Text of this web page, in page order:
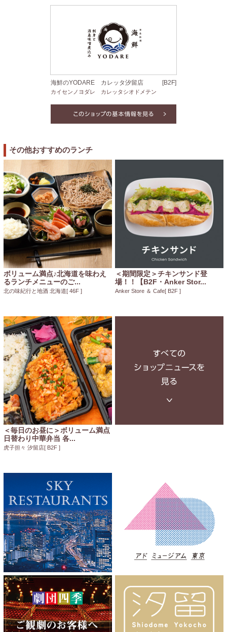
海鮮のYODARE カレッタ汐留店 [B2F]
カイセンノヨダレ カレッタシオドメテン
その他おすすめのランチ
ボリューム満点♪北海道を味わえ
るランチメニューのご...
北の味紀行と地酒 北海道[ 46F ]
＜期間限定＞チキンサンド登
場！！【B2F・Anker Stor...
Anker Store ＆ Cafe[ B2F ]
＜毎日のお昼に＞ボリューム満点
日替わり中華弁当 各...
虎子担々 汐留店[ B2F ]